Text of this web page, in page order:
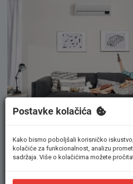
TOP 7 POVOLJNIJIH BEST BUY
Postavke kolačića
Kako bismo poboljšali korisničko
kolačiće za funkcionalnost, analizu
sadržaja. Više o kolačićima možete